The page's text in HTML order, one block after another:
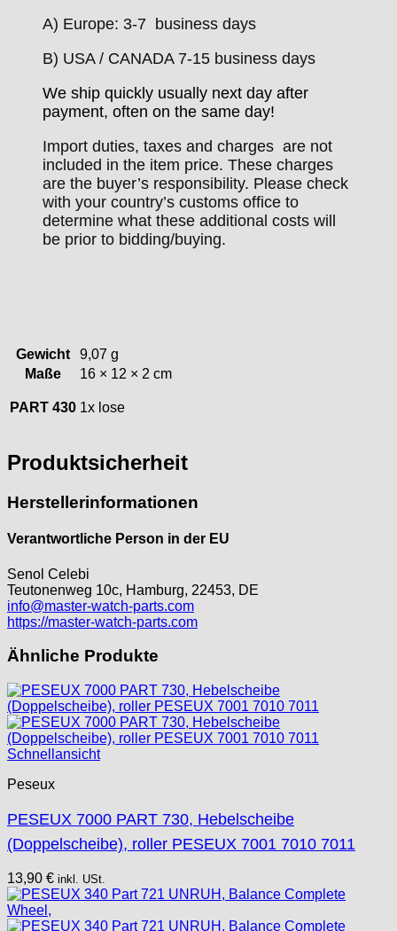
A) Europe: 3-7 business days
B) USA / CANADA 7-15 business days
We ship quickly usually next day after
payment, often on the same day!
Import duties, taxes and charges are not
included in the item price. These charges
are the buyer’s responsibility. Please check
with your country’s customs office to
determine what these additional costs will
be prior to bidding/buying.
Gewicht
9,07 g
Maße
16 × 12 × 2 cm
PART 430 1x lose
Produktsicherheit
Herstellerinformationen
Verantwortliche Person in der EU
Senol Celebi
Teutonenweg 10c, Hamburg, 22453, DE
info@master-watch-parts.com
https://master-watch-parts.com
Ähnliche Produkte
Schnellansicht
Peseux
PESEUX 7000 PART 730, Hebelscheibe
(Doppelscheibe), roller PESEUX 7001 7010 7011
13,90 € inkl. USt.